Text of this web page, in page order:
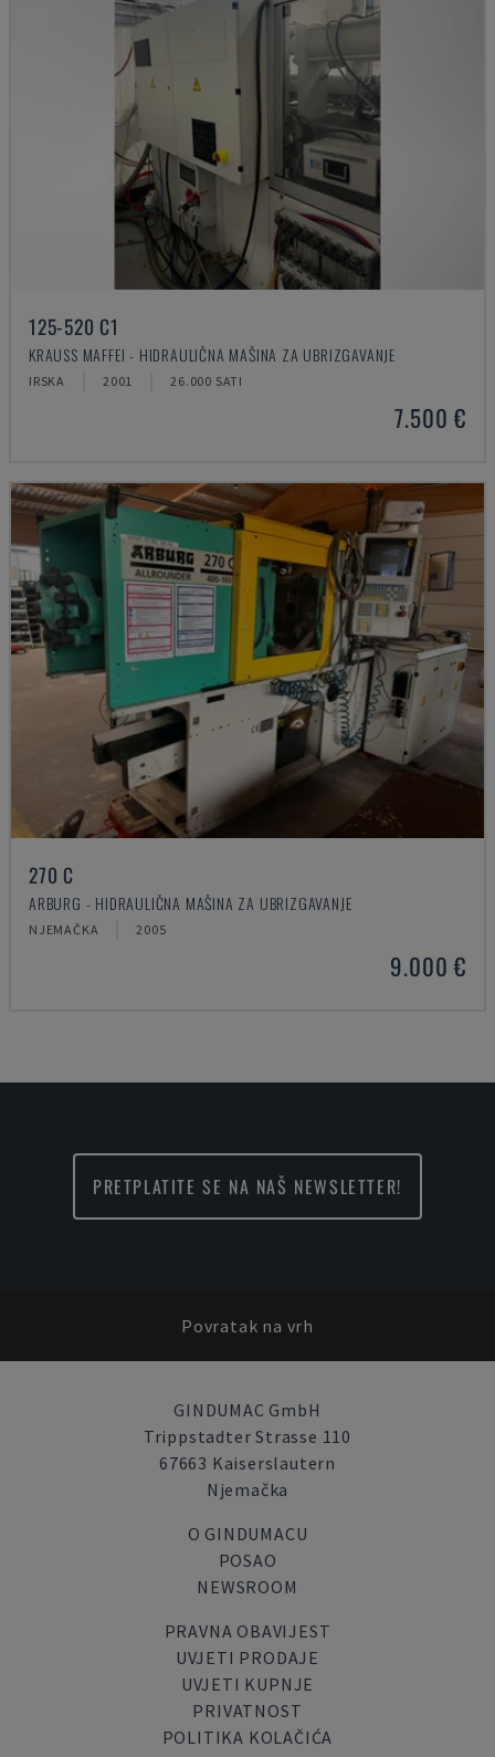
125-520 C1
KRAUSS MAFFEI - HIDRAULIČNA MAŠINA ZA UBRIZGAVANJE
IRSKA 2001 26.000 SATI
7.500 €
270 C
ARBURG - HIDRAULIČNA MAŠINA ZA UBRIZGAVANJE
NJEMAČKA 2005
9.000 €
PRETPLATITE SE NA NAŠ NEWSLETTER!
Povratak na vrh
GINDUMAC GmbH
Trippstadter Strasse 110
67663 Kaiserslautern
Njemačka
O GINDUMACU
POSAO
NEWSROOM
PRAVNA OBAVIJEST
UVJETI PRODAJE
UVJETI KUPNJE
PRIVATNOST
POLITIKA KOLAČIĆA